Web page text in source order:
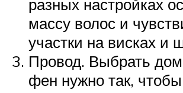
разных настройках
массу волос и
участки на висках и
Провод. Выбрать
фен нужно так,